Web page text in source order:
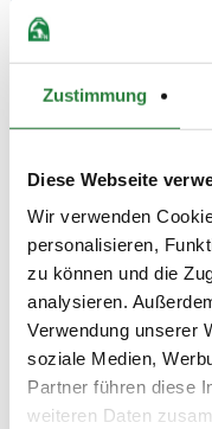
Zustimmung
Diese Webseite
Wir verwenden
personalisieren,
zu können und die
analysieren.
Verwendung unserer
soziale Medien,
Partner führen diese
weiteren Daten
Bestimmungen der
- Jedes Pferd/Pony
mehrmals in den
- Je Pferd/Pony sind
- Zeiteinteilungen
und über
Beschaffenheit der
Prüfungsplatz
Prüfungsplatz
Halle 20 x 40 m
Abreiteplatz